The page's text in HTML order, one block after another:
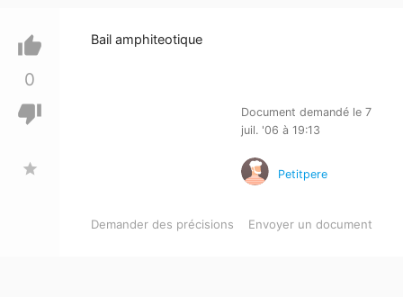
thumb_up
0
thumb_down
star
Bail amphiteotique
Document demandé le 7
juil. '06 à 19:13
Petitpere
Demander des précisions Envoyer un document